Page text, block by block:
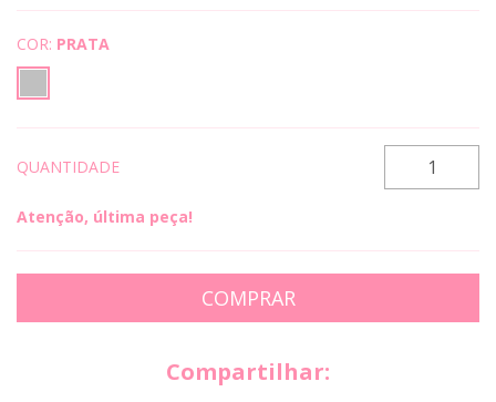
COR: PRATA
QUANTIDADE
Atenção, última peça!
Compartilhar: